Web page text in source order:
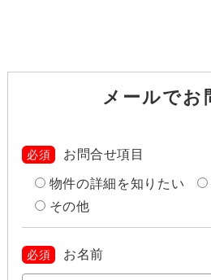
メールでお
必須 お問合せ項目
物件の詳細を知りたい
その他
必須 お名前